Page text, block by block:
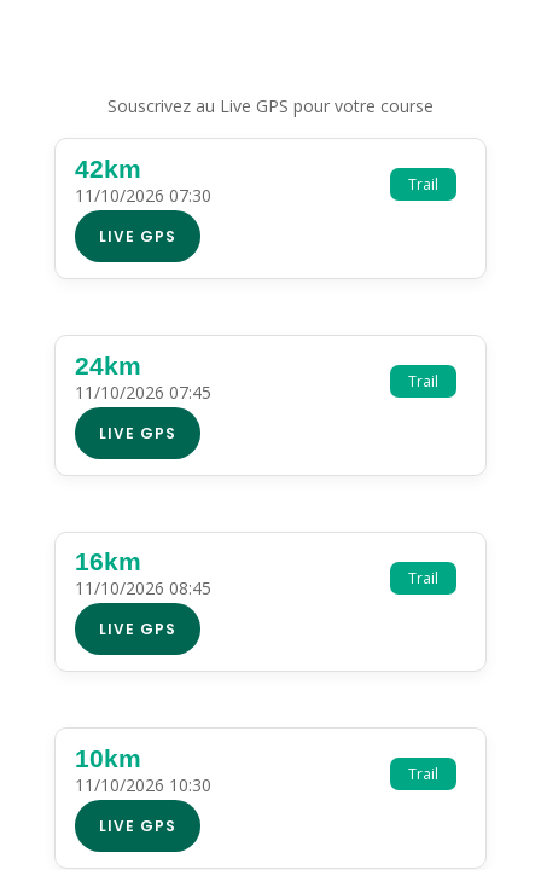
Souscrivez au Live GPS pour votre course
Trail
42km
11/10/2026 07:30
LIVE GPS
Trail
24km
11/10/2026 07:45
LIVE GPS
Trail
16km
11/10/2026 08:45
LIVE GPS
Trail
10km
11/10/2026 10:30
LIVE GPS